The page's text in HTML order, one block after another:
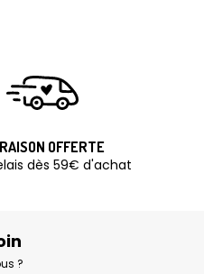
OFFERTE
dès 59€ d'achat
?